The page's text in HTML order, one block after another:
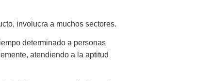
involucra a muchos sectores.
determinado a personas
atendiendo a la aptitud